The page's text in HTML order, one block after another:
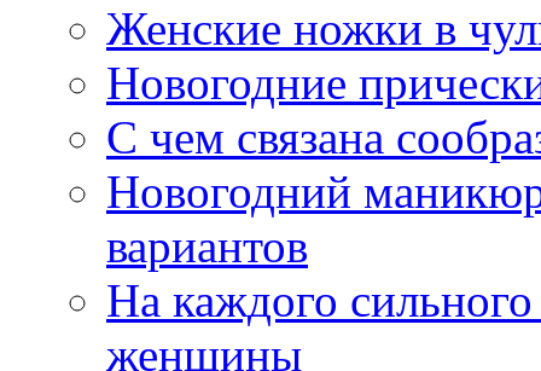
Женские ножки в
Новогодние
С чем связана
Новогодний
вариантов
На каждого
женщины